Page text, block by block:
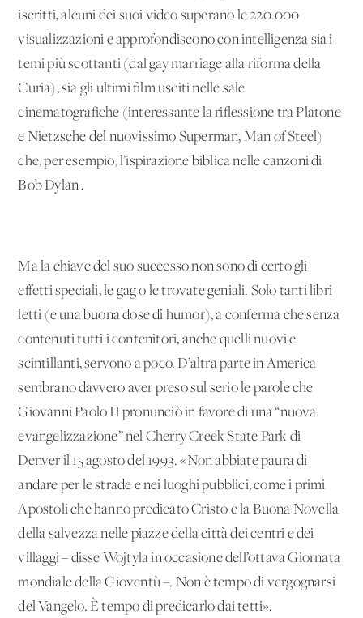
iscritti, alcuni dei suoi video superano le 220.000
visualizzazioni e approfondiscono con intelligenza sia i
temi più scottanti (dal gay marriage alla riforma della
Curia), sia gli ultimi film usciti nelle sale
cinematografiche (interessante la riflessione tra Platone
e Nietzsche del nuovissimo Superman, Man of Steel)
che, per esempio, l’ispirazione biblica nelle canzoni di
Bob Dylan .
Ma la chiave del suo successo non sono di certo gli
effetti speciali, le gag o le trovate geniali. Solo tanti libri
letti (e una buona dose di humor), a conferma che senza
contenuti tutti i contenitori, anche quelli nuovi e
scintillanti, servono a poco. D’altra parte in America
sembrano davvero aver preso sul serio le parole che
Giovanni Paolo II pronunciò in favore di una “nuova
evangelizzazione” nel Cherry Creek State Park di
Denver il 15 agosto del 1993. «Non abbiate paura di
andare per le strade e nei luoghi pubblici, come i primi
Apostoli che hanno predicato Cristo e la Buona Novella
della salvezza nelle piazze della città dei centri e dei
villaggi – disse Wojtyla in occasione dell’ottava Giornata
mondiale della Gioventù –. Non è tempo di vergognarsi
del Vangelo. È tempo di predicarlo dai tetti».